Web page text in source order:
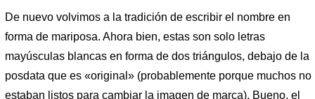
De nuevo volvimos a la tradición de escribir el nombre en
forma de mariposa. Ahora bien, estas son solo letras
mayúsculas blancas en forma de dos triángulos, debajo de la
posdata que es «original» (probablemente porque muchos no
estaban listos para cambiar la imagen de marca). Bueno, el